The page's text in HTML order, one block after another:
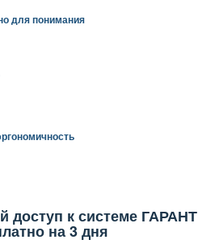
для понимания
доступ к системе ГАРАНТ
на 3 дня